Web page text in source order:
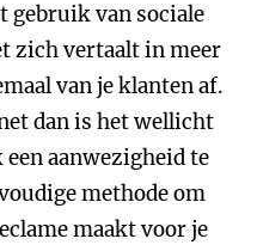
gebruik van sociale
zich vertaalt in meer
van je klanten af.
dan is het wellicht
een aanwezigheid te
methode om
maakt voor je